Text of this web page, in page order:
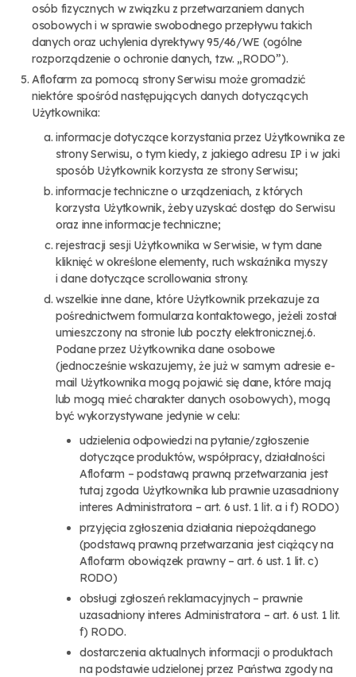
osób fizycznych w związku z przetwarzaniem danych
osobowych i w sprawie swobodnego przepływu takich
danych oraz uchylenia dyrektywy 95/46/WE (ogólne
rozporządzenie o ochronie danych, tzw. „RODO”).
Aflofarm za pomocą strony Serwisu może gromadzić
niektóre spośród następujących danych dotyczących
Użytkownika:
informacje dotyczące korzystania przez Użytkownika ze
strony Serwisu, o tym kiedy, z jakiego adresu IP i w jaki
sposób Użytkownik korzysta ze strony Serwisu;
informacje techniczne o urządzeniach, z których
korzysta Użytkownik, żeby uzyskać dostęp do Serwisu
oraz inne informacje techniczne;
rejestracji sesji Użytkownika w Serwisie, w tym dane
kliknięć w określone elementy, ruch wskaźnika myszy
i dane dotyczące scrollowania strony.
wszelkie inne dane, które Użytkownik przekazuje za
pośrednictwem formularza kontaktowego, jeżeli został
umieszczony na stronie lub poczty elektronicznej.6.
Podane przez Użytkownika dane osobowe
(jednocześnie wskazujemy, że już w samym adresie e-
mail Użytkownika mogą pojawić się dane, które mają
lub mogą mieć charakter danych osobowych), mogą
być wykorzystywane jedynie w celu:
udzielenia odpowiedzi na pytanie/zgłoszenie
dotyczące produktów, współpracy, działalności
Aflofarm – podstawą prawną przetwarzania jest
tutaj zgoda Użytkownika lub prawnie uzasadniony
interes Administratora – art. 6 ust. 1 lit. a i f) RODO)
przyjęcia zgłoszenia działania niepożądanego
(podstawą prawną przetwarzania jest ciążący na
Aflofarm obowiązek prawny – art. 6 ust. 1 lit. c)
RODO)
obsługi zgłoszeń reklamacyjnych – prawnie
uzasadniony interes Administratora – art. 6 ust. 1 lit.
f) RODO.
dostarczenia aktualnych informacji o produktach
na podstawie udzielonej przez Państwa zgody na